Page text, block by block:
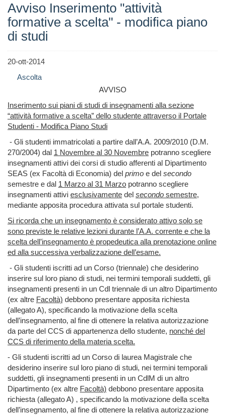
Avviso Inserimento "attività
formative a scelta" - modifica piano
di studi
20-ott-2014
Ascolta
AVVISO
Inserimento sui piani di studi di insegnamenti alla sezione
“attività formative a scelta” dello studente attraverso il Portale
Studenti - Modifica Piano Studi
- Gli studenti immatricolati a partire dall’A.A. 2009/2010 (D.M.
270/2004) dal 1 Novembre al 30 Novembre potranno scegliere
insegnamenti attivi dei corsi di studio afferenti al Dipartimento
SEAS (ex Facoltà di Economia) del primo e del secondo
semestre e dal 1 Marzo al 31 Marzo potranno scegliere
insegnamenti attivi esclusivamente del secondo semestre,
mediante apposita procedura attivata sul portale studenti.
Si ricorda che un insegnamento è considerato attivo solo se
sono previste le relative lezioni durante l’A.A. corrente e che la
scelta dell’insegnamento è propedeutica alla prenotazione online
ed alla successiva verbalizzazione dell’esame.
- Gli studenti iscritti ad un Corso (triennale) che desiderino
inserire sul loro piano di studi, nei termini temporali suddetti, gli
insegnamenti presenti in un Cdl triennale di un altro Dipartimento
(ex altre Facoltà) debbono presentare apposita richiesta
(allegato A), specificando la motivazione della scelta
dell’insegnamento, al fine di ottenere la relativa autorizzazione
da parte del CCS di appartenenza dello studente, nonché del
CCS di riferimento della materia scelta.
- Gli studenti iscritti ad un Corso di laurea Magistrale che
desiderino inserire sul loro piano di studi, nei termini temporali
suddetti, gli insegnamenti presenti in un CdlM di un altro
Dipartimento (ex altre Facoltà) debbono presentare apposita
richiesta (allegato A) , specificando la motivazione della scelta
dell’insegnamento, al fine di ottenere la relativa autorizzazione